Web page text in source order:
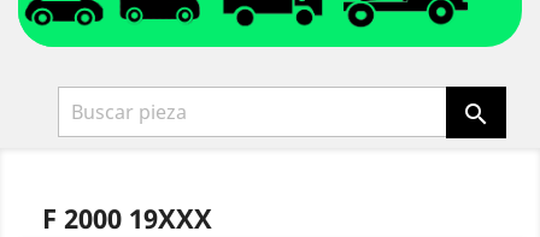

F 2000 19XXX